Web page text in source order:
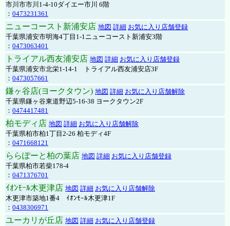
市川市市川1-4-10ダイエー市川 6階
： 0473231361
ニューコースト新浦安店 地図 詳細 お気に入り店舗登録
千葉県浦安市明海4丁目1-1ニューコースト新浦安3階
： 0473063401
トライアル西友浦安店 地図 詳細 お気に入り店舗登録
千葉県浦安市北栄1-14-1 トライアル西友浦安店3F
： 0473057661
鎌ヶ谷店(ヨークタウン) 地図 詳細 お気に入り店舗解除
千葉県鎌ヶ谷東道野辺5-16-38 ヨークタウン2F
： 0474417481
柏モディ店 地図 詳細 お気に入り店舗解除
千葉県柏市柏1丁目2-26 柏モディ4F
： 0471668121
ららぽーと柏の葉店 地図 詳細 お気に入り店舗登録
千葉県柏市若柴178-4
： 0471376701
ｲｵﾝﾓｰﾙ木更津店 地図 詳細 お気に入り店舗解除
木更津市築地1番4 ｲｵﾝﾓｰﾙ木更津1F
： 0438306971
ユーカリが丘店 地図 詳細 お気に入り店舗登録